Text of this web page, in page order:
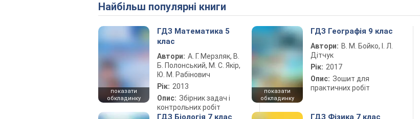
Найбільш популярні книги
показати
обкладинку
ГДЗ Математика 5
клас
Автори: А. Г. Мерзляк, В.
Б. Полонський, М. С. Якір,
Ю. М. Рабінович
Рік: 2013
Опис: Збірник задач і
контрольних робіт
показати
обкладинку
ГДЗ Географія 9 клас
Автори: В. М. Бойко, І. Л.
Дітчук
Рік: 2017
Опис: Зошит для
практичних робіт
ГДЗ Біологія 7 клас ГДЗ Фізика 7 клас